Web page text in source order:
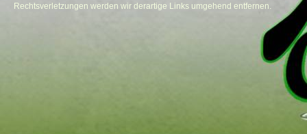
Rechtsverletzungen werden wir derartige Links umgehend entfernen.